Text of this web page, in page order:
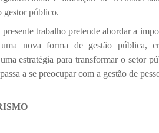
gestor público.
trabalho pretende abordar a
nova forma de gestão pública,
estratégia para transformar o setor
a se preocupar com a gestão de